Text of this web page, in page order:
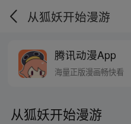
从狐妖开始漫游
腾讯动漫App
海量正版漫画畅快看
从狐妖开始漫游